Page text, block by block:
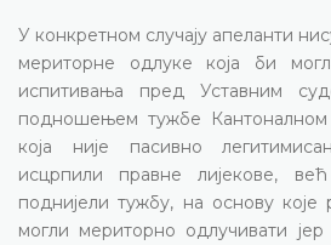
У конкретном случају апеланти
мериторне одлуке која би
испитивања пред Уставним
подношењем тужбе
која није пасивно
исцрпили правне лијекове,
поднијели тужбу, на основу
могли мериторно одлучивати